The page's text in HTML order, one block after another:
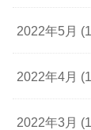
2022年5月
2022年4月
2022年3月